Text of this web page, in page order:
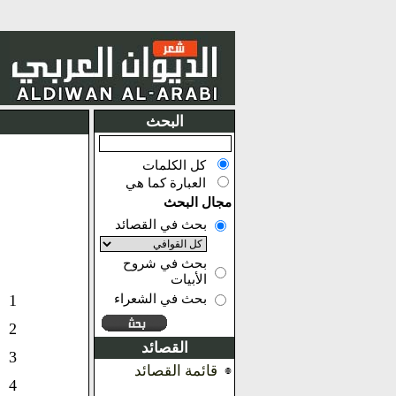
البحث
كل الكلمات
العبارة كما هي
مجال البحث
بحث في القصائد
بحث في شروح
الأبيات
بحث في الشعراء
القصائد
قائمة القصائد
1
2
3
4